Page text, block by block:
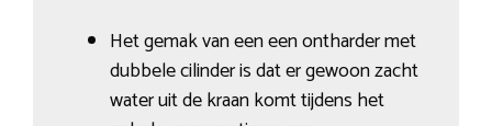
Het gemak van een een ontharder met
dubbele cilinder is dat er gewoon zacht
water uit de kraan komt tijdens het